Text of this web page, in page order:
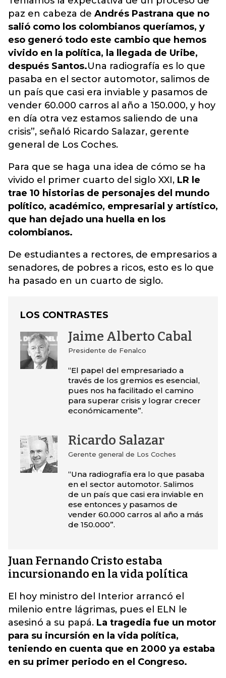
paz en cabeza de Andrés Pastrana que no
salió como los colombianos queríamos, y
eso generó todo este cambio que hemos
vivido en la política, la llegada de Uribe,
después Santos.Una radiografía es lo que
pasaba en el sector automotor, salimos de
un país que casi era inviable y pasamos de
vender 60.000 carros al año a 150.000, y hoy
en día otra vez estamos saliendo de una
crisis”, señaló Ricardo Salazar, gerente
general de Los Coches.
Para que se haga una idea de cómo se ha
vivido el primer cuarto del siglo XXI, LR le
trae 10 historias de personajes del mundo
político, académico, empresarial y artístico,
que han dejado una huella en los
colombianos.
De estudiantes a rectores, de empresarios a
senadores, de pobres a ricos, esto es lo que
ha pasado en un cuarto de siglo.
LOS CONTRASTES
Jaime Alberto Cabal
Presidente de Fenalco
“El papel del empresariado a
través de los gremios es esencial,
pues nos ha facilitado el camino
para superar crisis y lograr crecer
económicamente”.
Ricardo Salazar
Gerente general de Los Coches
“Una radiografía era lo que pasaba
en el sector automotor. Salimos
de un país que casi era inviable en
ese entonces y pasamos de
vender 60.000 carros al año a más
de 150.000”.
Juan Fernando Cristo estaba
incursionando en la vida política
El hoy ministro del Interior arrancó el
milenio entre lágrimas, pues el ELN le
asesinó a su papá. La tragedia fue un motor
para su incursión en la vida política,
teniendo en cuenta que en 2000 ya estaba
en su primer periodo en el Congreso.